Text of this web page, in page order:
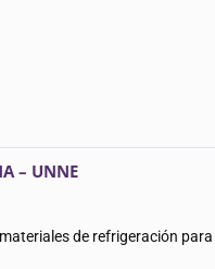
– UNNE
de refrigeración